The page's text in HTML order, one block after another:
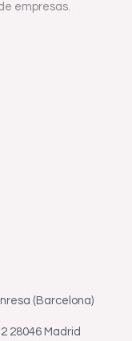
empresas.
(Barcelona)
28046 Madrid